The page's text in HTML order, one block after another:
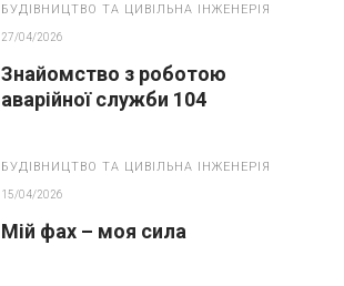
газопостачання”
БУДІВНИЦТВО ТА ЦИВІЛЬНА ІНЖЕНЕРІЯ
27/04/2026
Знайомство з роботою
аварійної служби 104
БУДІВНИЦТВО ТА ЦИВІЛЬНА ІНЖЕНЕРІЯ
15/04/2026
Мій фах – моя сила